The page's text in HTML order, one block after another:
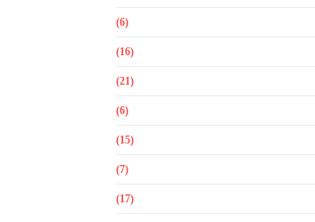
(6)
(16)
(21)
(6)
(15)
(7)
(17)